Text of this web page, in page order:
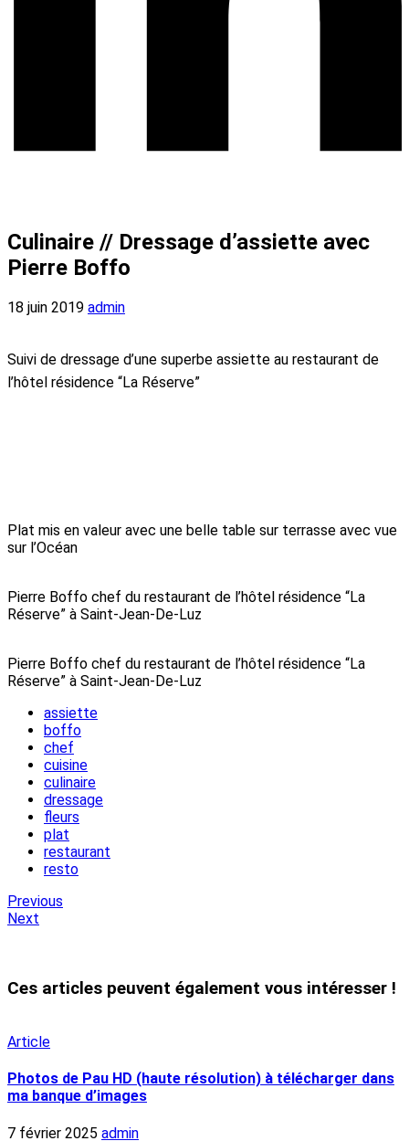
Culinaire // Dressage d’assiette avec
Pierre Boffo
18 juin 2019 admin
Suivi de dressage d’une superbe assiette au restaurant de
l’hôtel résidence “La Réserve”
Plat mis en valeur avec une belle table sur terrasse avec vue
sur l’Océan
Pierre Boffo chef du restaurant de l’hôtel résidence “La
Réserve” à Saint-Jean-De-Luz
Pierre Boffo chef du restaurant de l’hôtel résidence “La
Réserve” à Saint-Jean-De-Luz
assiette
boffo
chef
cuisine
culinaire
dressage
fleurs
plat
restaurant
resto
Previous
Next
Ces articles peuvent également vous intéresser !
Article
Photos de Pau HD (haute résolution) à télécharger dans
ma banque d’images
7 février 2025 admin